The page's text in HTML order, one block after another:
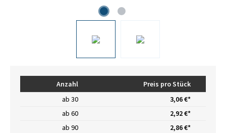
Anzahl
Preis pro Stück
ab 30
3,06 €*
ab 60
2,92 €*
ab 90
2,86 €*